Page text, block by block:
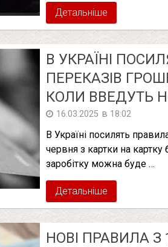
Детальніше
В УКРАЇНІ
ПЕРЕКАЗІВ
КОЛИ ВВЕДУТЬ
16.03.2025 в 18:02
В Україні посилять
червня з картки на
заробітку можна буде …
Детальніше
НОВІ ПРАВИЛА З